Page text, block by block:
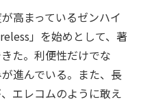
高まっているゼンハイ
」を始めとして、著
た。利便性だけでな
進んでいる。また、長
エレコムのように敢え